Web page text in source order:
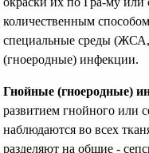
количественным
специальные среды
(гноеродные) инфекции.
Гнойные (гноеродные)
развитием гнойного или
наблюдаются во всех
разделяют на общие -